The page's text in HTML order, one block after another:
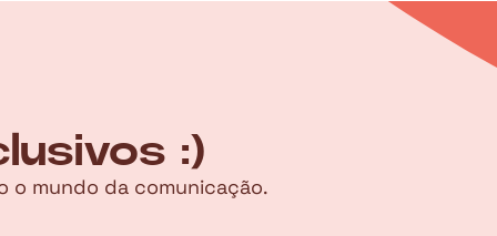
:)
mundo da comunicação.